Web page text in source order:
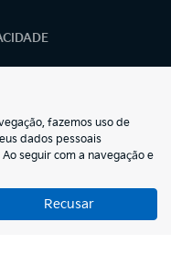
salva vidas.
fazemos uso de
dados pessoais
Ao seguir com a navegação e
Recusar